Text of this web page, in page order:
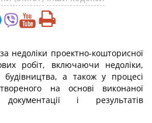
недоліки проектно-кошторисної
робіт, включаючи недоліки,
будівництва, а також у процесі
на основі виконаної
документації і результатів